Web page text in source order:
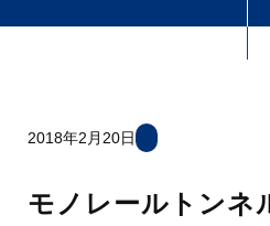
2018年2月20日
モノレールトンネ